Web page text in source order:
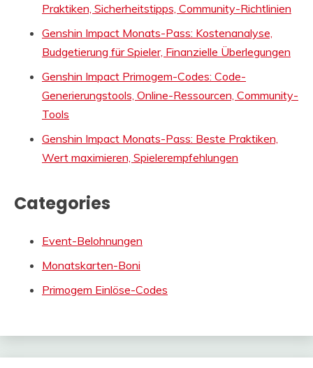
Praktiken, Sicherheitstipps, Community-Richtlinien
Genshin Impact Monats-Pass: Kostenanalyse,
Budgetierung für Spieler, Finanzielle Überlegungen
Genshin Impact Primogem-Codes: Code-
Generierungstools, Online-Ressourcen, Community-
Tools
Genshin Impact Monats-Pass: Beste Praktiken,
Wert maximieren, Spielerempfehlungen
Categories
Event-Belohnungen
Monatskarten-Boni
Primogem Einlöse-Codes